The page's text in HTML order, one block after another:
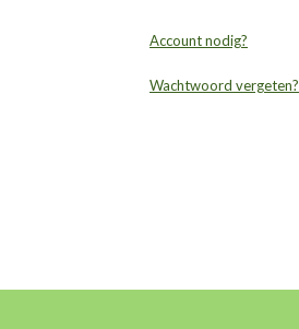
Account nodig?
Wachtwoord vergeten?